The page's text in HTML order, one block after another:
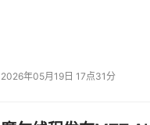
2026年05月19日 17点31分